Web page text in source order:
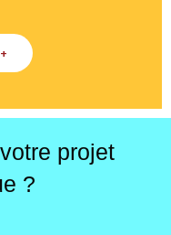
projet
?